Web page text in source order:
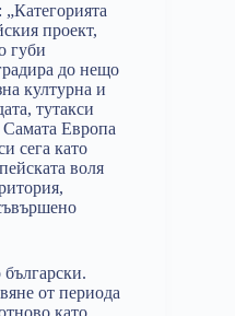
проект,
губи
до нещо
културна и
тутакси
Самата Европа
сега като
воля
от периода
като